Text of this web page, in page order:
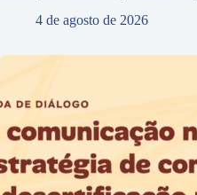
4 de agosto de 2026